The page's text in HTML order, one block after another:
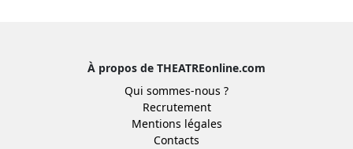
À propos de THEATREonline.com
Qui sommes-nous ?
Recrutement
Mentions légales
Contacts